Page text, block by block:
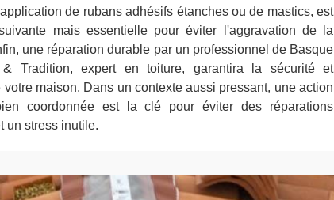
de rubans adhésifs étanches ou de mastics, est
mais essentielle pour éviter l'aggravation de la
une réparation durable par un professionnel de Basque
& Tradition, expert en toiture, garantira la sécurité et
votre maison. Dans un contexte aussi pressant, une action
coordonnée est la clé pour éviter des réparations
un stress inutile.